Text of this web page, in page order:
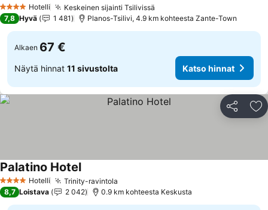
4 Tähtiluokitus
Hotelli Keskeinen sijainti Tsilivissä
7,8 Hyvä 1 481 Planos-Tsilivi, 4.9 km kohteesta Zante-Town
Alkaen 67 €
Näytä hinnat 11 sivustolta Katso hinnat
Jaa
4 Tähtiluokitus
Hotelli Trinity-ravintola
Palatino Hotel
8,7 Loistava 2 042 0.9 km kohteesta Keskusta